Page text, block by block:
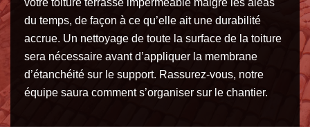
du temps, de façon à ce qu’elle ait une durabilité
accrue. Un nettoyage de toute la surface de la toiture
sera nécessaire avant d’appliquer la membrane
d’étanchéité sur le support. Rassurez-vous, notre
équipe saura comment s’organiser sur le chantier.